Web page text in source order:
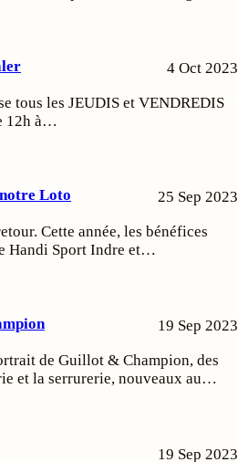
4 Oct 2023
tous les JEUDIS et VENDREDIS
12h à…
Loto
25 Sep 2023
Cette année, les bénéfices
Handi Sport Indre et…
19 Sep 2023
de Guillot & Champion, des
et la serrurerie, nouveaux au…
19 Sep 2023